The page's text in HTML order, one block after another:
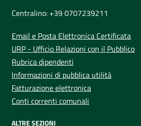
Centralino: +39 0707239211
Email e Posta Elettronica Certificata
URP - Ufficio Relazioni con il Pubblico
Rubrica dipendenti
Informazioni di pubblica utilità
Fatturazione elettronica
Conti correnti comunali
ALTRE SEZIONI